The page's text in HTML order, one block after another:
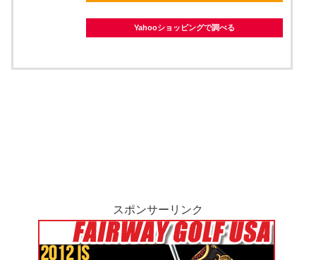
Yahooショッピングで調べる
スポンサーリンク